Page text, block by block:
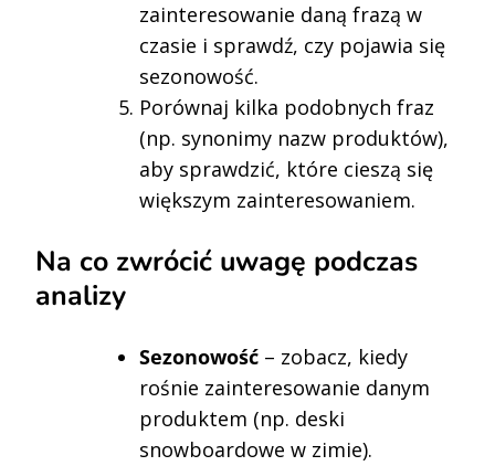
zainteresowanie daną frazą w
czasie i sprawdź, czy pojawia się
sezonowość.
Porównaj kilka podobnych fraz
(np. synonimy nazw produktów),
aby sprawdzić, które cieszą się
większym zainteresowaniem.
Na co zwrócić uwagę podczas
analizy
Sezonowość – zobacz, kiedy
rośnie zainteresowanie danym
produktem (np. deski
snowboardowe w zimie).